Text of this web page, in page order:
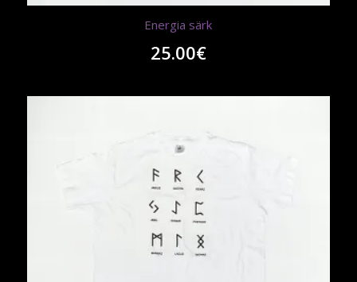
Energia särk
25.00€